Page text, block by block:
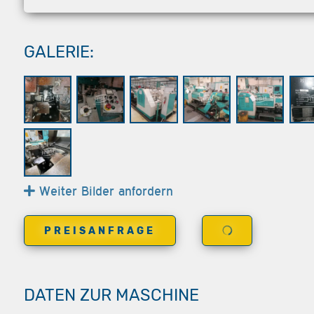
GALERIE:
Weiter Bilder anfordern
PREISANFRAGE
DATEN ZUR MASCHINE